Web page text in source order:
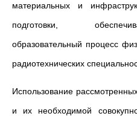
материальных и
подготовки,
образовательный процесс
радиотехнических
Использование
и их необходимой